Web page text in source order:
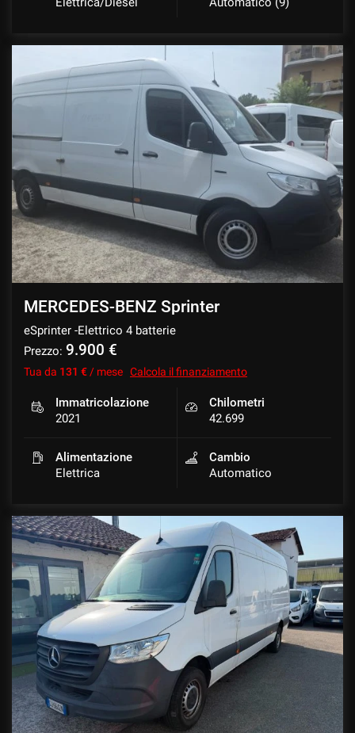
MERCEDES-BENZ Sprinter
eSprinter -Elettrico 4 batterie
Prezzo: 9.900 €
Tua da 131 € / mese Calcola il finanziamento
Immatricolazione
2021
Chilometri
42.699
Alimentazione
Elettrica
Cambio
Automatico